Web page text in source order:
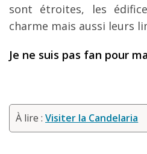
sont étroites, les
charme mais aussi leurs
Je ne suis pas fan pour
À lire :Visiter la Candelaria